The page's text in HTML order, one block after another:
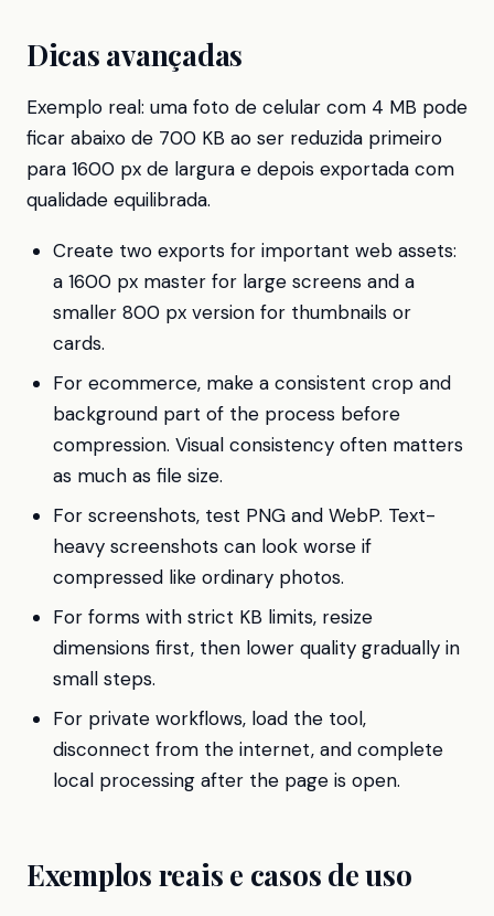
Dicas avançadas
Exemplo real: uma foto de celular com 4 MB pode
ficar abaixo de 700 KB ao ser reduzida primeiro
para 1600 px de largura e depois exportada com
qualidade equilibrada.
Create two exports for important web assets:
a 1600 px master for large screens and a
smaller 800 px version for thumbnails or
cards.
For ecommerce, make a consistent crop and
background part of the process before
compression. Visual consistency often matters
as much as file size.
For screenshots, test PNG and WebP. Text-
heavy screenshots can look worse if
compressed like ordinary photos.
For forms with strict KB limits, resize
dimensions first, then lower quality gradually in
small steps.
For private workflows, load the tool,
disconnect from the internet, and complete
local processing after the page is open.
Exemplos reais e casos de uso